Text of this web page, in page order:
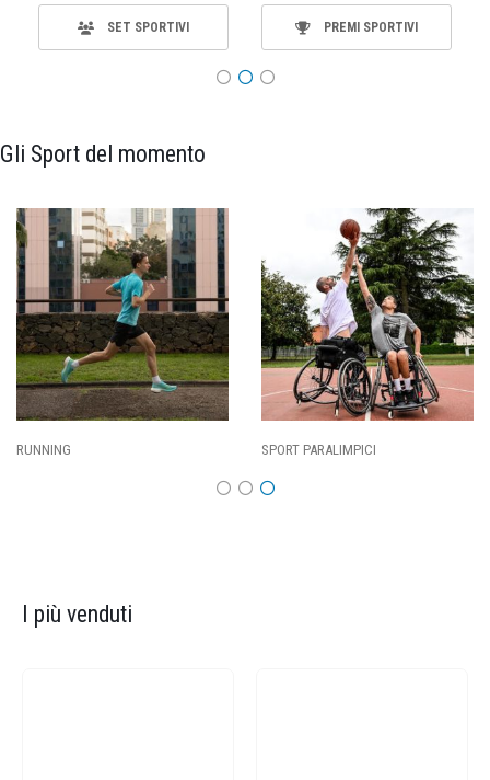
SET SPORTIVI PREMI SPORTIVI
Gli Sport del momento
RUNNING SPORT PARALIMPICI
I più venduti